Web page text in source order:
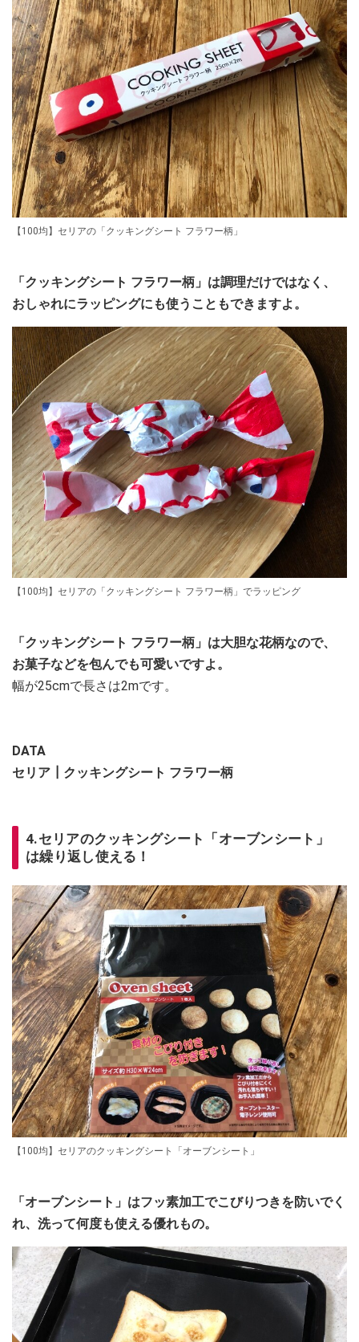
【100均】セリアの「クッキングシート フラワー柄」
「クッキングシート フラワー柄」は調理だけではなく、
おしゃれにラッピングにも使うこともできますよ。
【100均】セリアの「クッキングシート フラワー柄」でラッピング
「クッキングシート フラワー柄」は大胆な花柄なので、
お菓子などを包んでも可愛いですよ。
幅が25cmで長さは2mです。
DATA
セリア┃クッキングシート フラワー柄
4.セリアのクッキングシート「オーブンシート」
は繰り返し使える！
【100均】セリアのクッキングシート「オーブンシート」
「オーブンシート」はフッ素加工でこびりつきを防いでく
れ、洗って何度も使える優れもの。